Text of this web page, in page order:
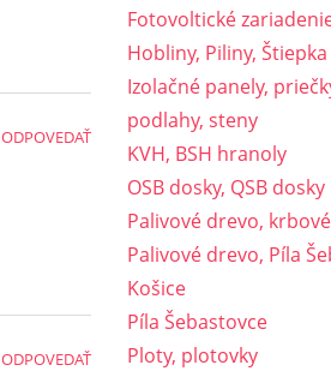
ODPOVEDAŤ
ODPOVEDAŤ
Fotovoltické
Hobliny, Piliny, Štiepka
Izolačné panely,
podlahy, steny
KVH, BSH hranoly
OSB dosky, QSB dosky
Palivové drevo,
Palivové drevo, Píla
Košice
Píla Šebastovce
Ploty, plotovky